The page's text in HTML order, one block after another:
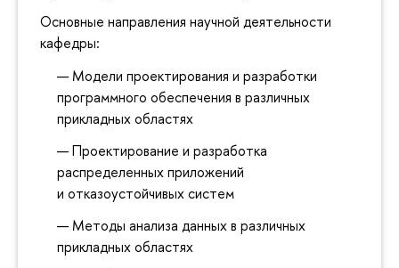
Основные направления научной деятельности
кафедры:
Модели проектирования и разработки
программного обеспечения в различных
прикладных областях
Проектирование и разработка
распределенных приложений
и отказоустойчивых систем
Методы анализа данных в различных
прикладных областях